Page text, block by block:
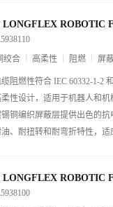
LONGFLEX ROBOTIC
绞合
高柔性 阻燃 屏
缆阻燃性符合 IEC 60332-1-2
柔性设计，适用于机器人和
铜编织屏蔽层提供出色的抗
油、耐扭转和耐弯折特性，
LONGFLEX ROBOTIC